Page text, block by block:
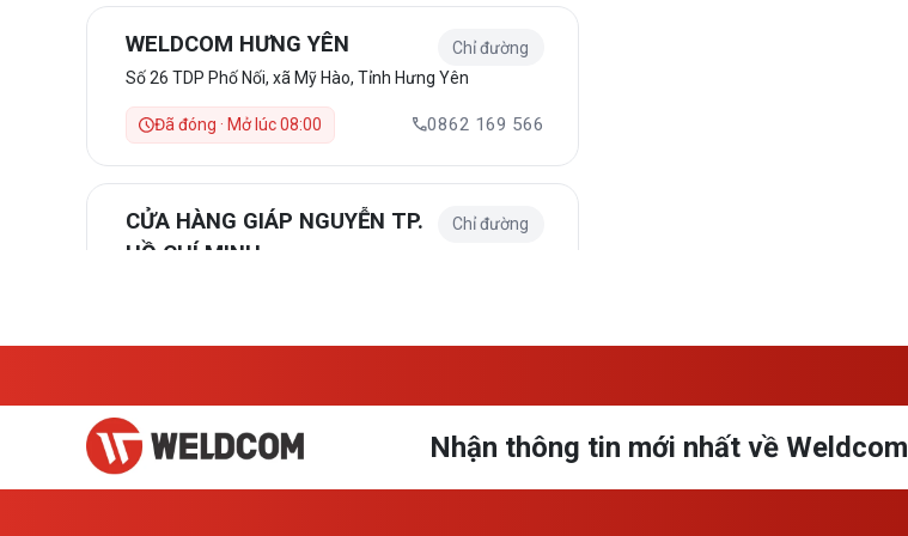
WELDCOM HƯNG YÊN
Chỉ đường
Số 26 TDP Phố Nối, xã Mỹ Hào, Tỉnh Hưng Yên
Đã đóng · Mở lúc 08:00 0862 169 566
CỬA HÀNG GIÁP NGUYỄN TP.
HỒ CHÍ MINH
Chỉ đường
CỬA HÀNG DTA
Số 715, Nguyễn Trãi, Phú Sơn, Thanh HóaNhận thông tin mới nhất về Weldcom